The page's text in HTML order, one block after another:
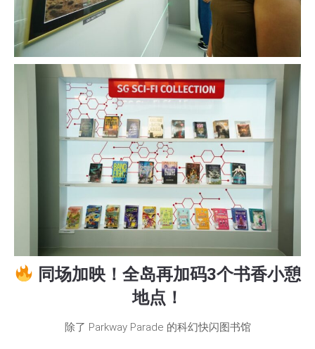
同场加映！全岛再加码3个书香小憩
地点！
除了 Parkway Parade 的科幻快闪图书馆